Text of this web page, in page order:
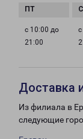
с 10:00 до
21:00
Доставка
Из филиала в
следующие